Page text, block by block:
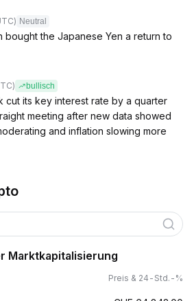
Neutral
bought the Japanese Yen a return to
bullisch
cut its key interest rate by a quarter
meeting after new data showed
and inflation slowing more
Marktkapitalisierung
Preis & 24-Std.-%